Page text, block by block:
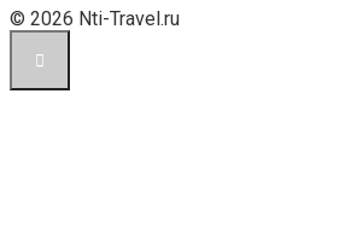
© 2026 Nti-Travel.ru